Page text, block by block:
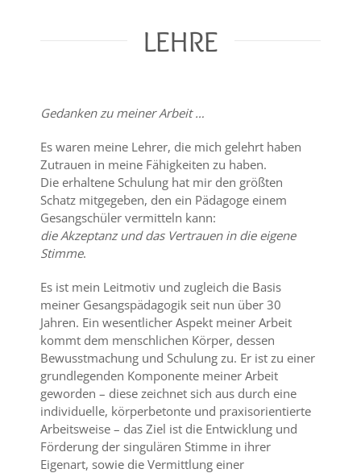
LEHRE
Gedanken zu meiner Arbeit …
Es waren meine Lehrer, die mich gelehrt haben
Zutrauen in meine Fähigkeiten zu haben.
Die erhaltene Schulung hat mir den größten
Schatz mitgegeben, den ein Pädagoge einem
Gesangschüler vermitteln kann:
die Akzeptanz und das Vertrauen in die eigene
Stimme.
Es ist mein Leitmotiv und zugleich die Basis
meiner Gesangspädagogik seit nun über 30
Jahren. Ein wesentlicher Aspekt meiner Arbeit
kommt dem menschlichen Körper, dessen
Bewusstmachung und Schulung zu. Er ist zu einer
grundlegenden Komponente meiner Arbeit
geworden – diese zeichnet sich aus durch eine
individuelle, körperbetonte und praxisorientierte
Arbeitsweise – das Ziel ist die Entwicklung und
Förderung der singulären Stimme in ihrer
Eigenart, sowie die Vermittlung einer